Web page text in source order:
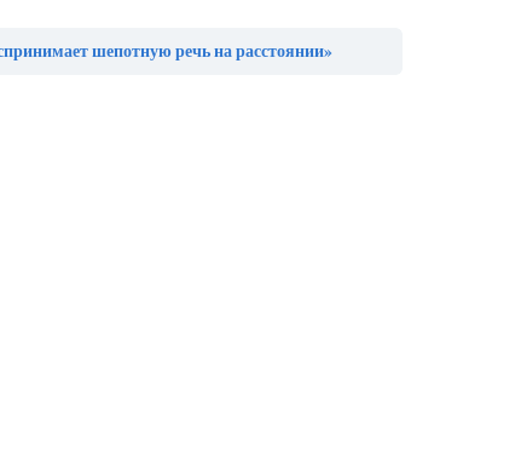
шепотную речь на расстоянии»